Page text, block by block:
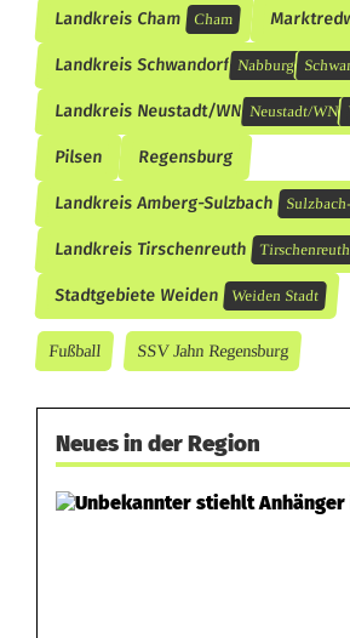
Landkreis Cham Cham
Landkreis Schwandorf Nabburg
Landkreis Neustadt/WN Neustadt/WN
Pilsen Regensburg
Landkreis Amberg-Sulzbach
Landkreis Tirschenreuth Tirschenreuth
Stadtgebiete Weiden Weiden Stadt
Fußball SSV Jahn Regensburg
Neues in der Region